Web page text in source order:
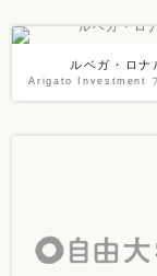
ルベガ・ロナ
Arigato Investment ア